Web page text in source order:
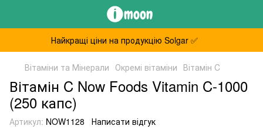
Найкращі ціни на продукцію Solgar ✅
Вітаміни та Мінерали Окремі вітаміни Вітамін C
Вітамін C Now Foods Vitamin C-1000
(250 капс)
Артикул: NOW1128 Написати відгук